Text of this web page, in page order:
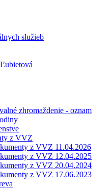
služieb
zhromaždenie - oznam
z VVZ
z VVZ 11.04.2026
z VVZ 12.04.2025
z VVZ 20.04.2024
z VVZ 17.06.2023